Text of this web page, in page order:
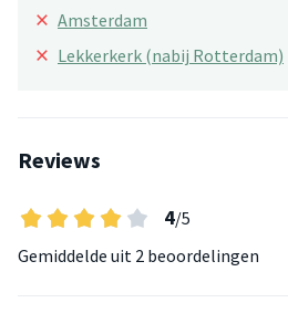
× Amsterdam
× Lekkerkerk (nabij Rotterdam)
Reviews
4/5
Gemiddelde uit 2 beoordelingen